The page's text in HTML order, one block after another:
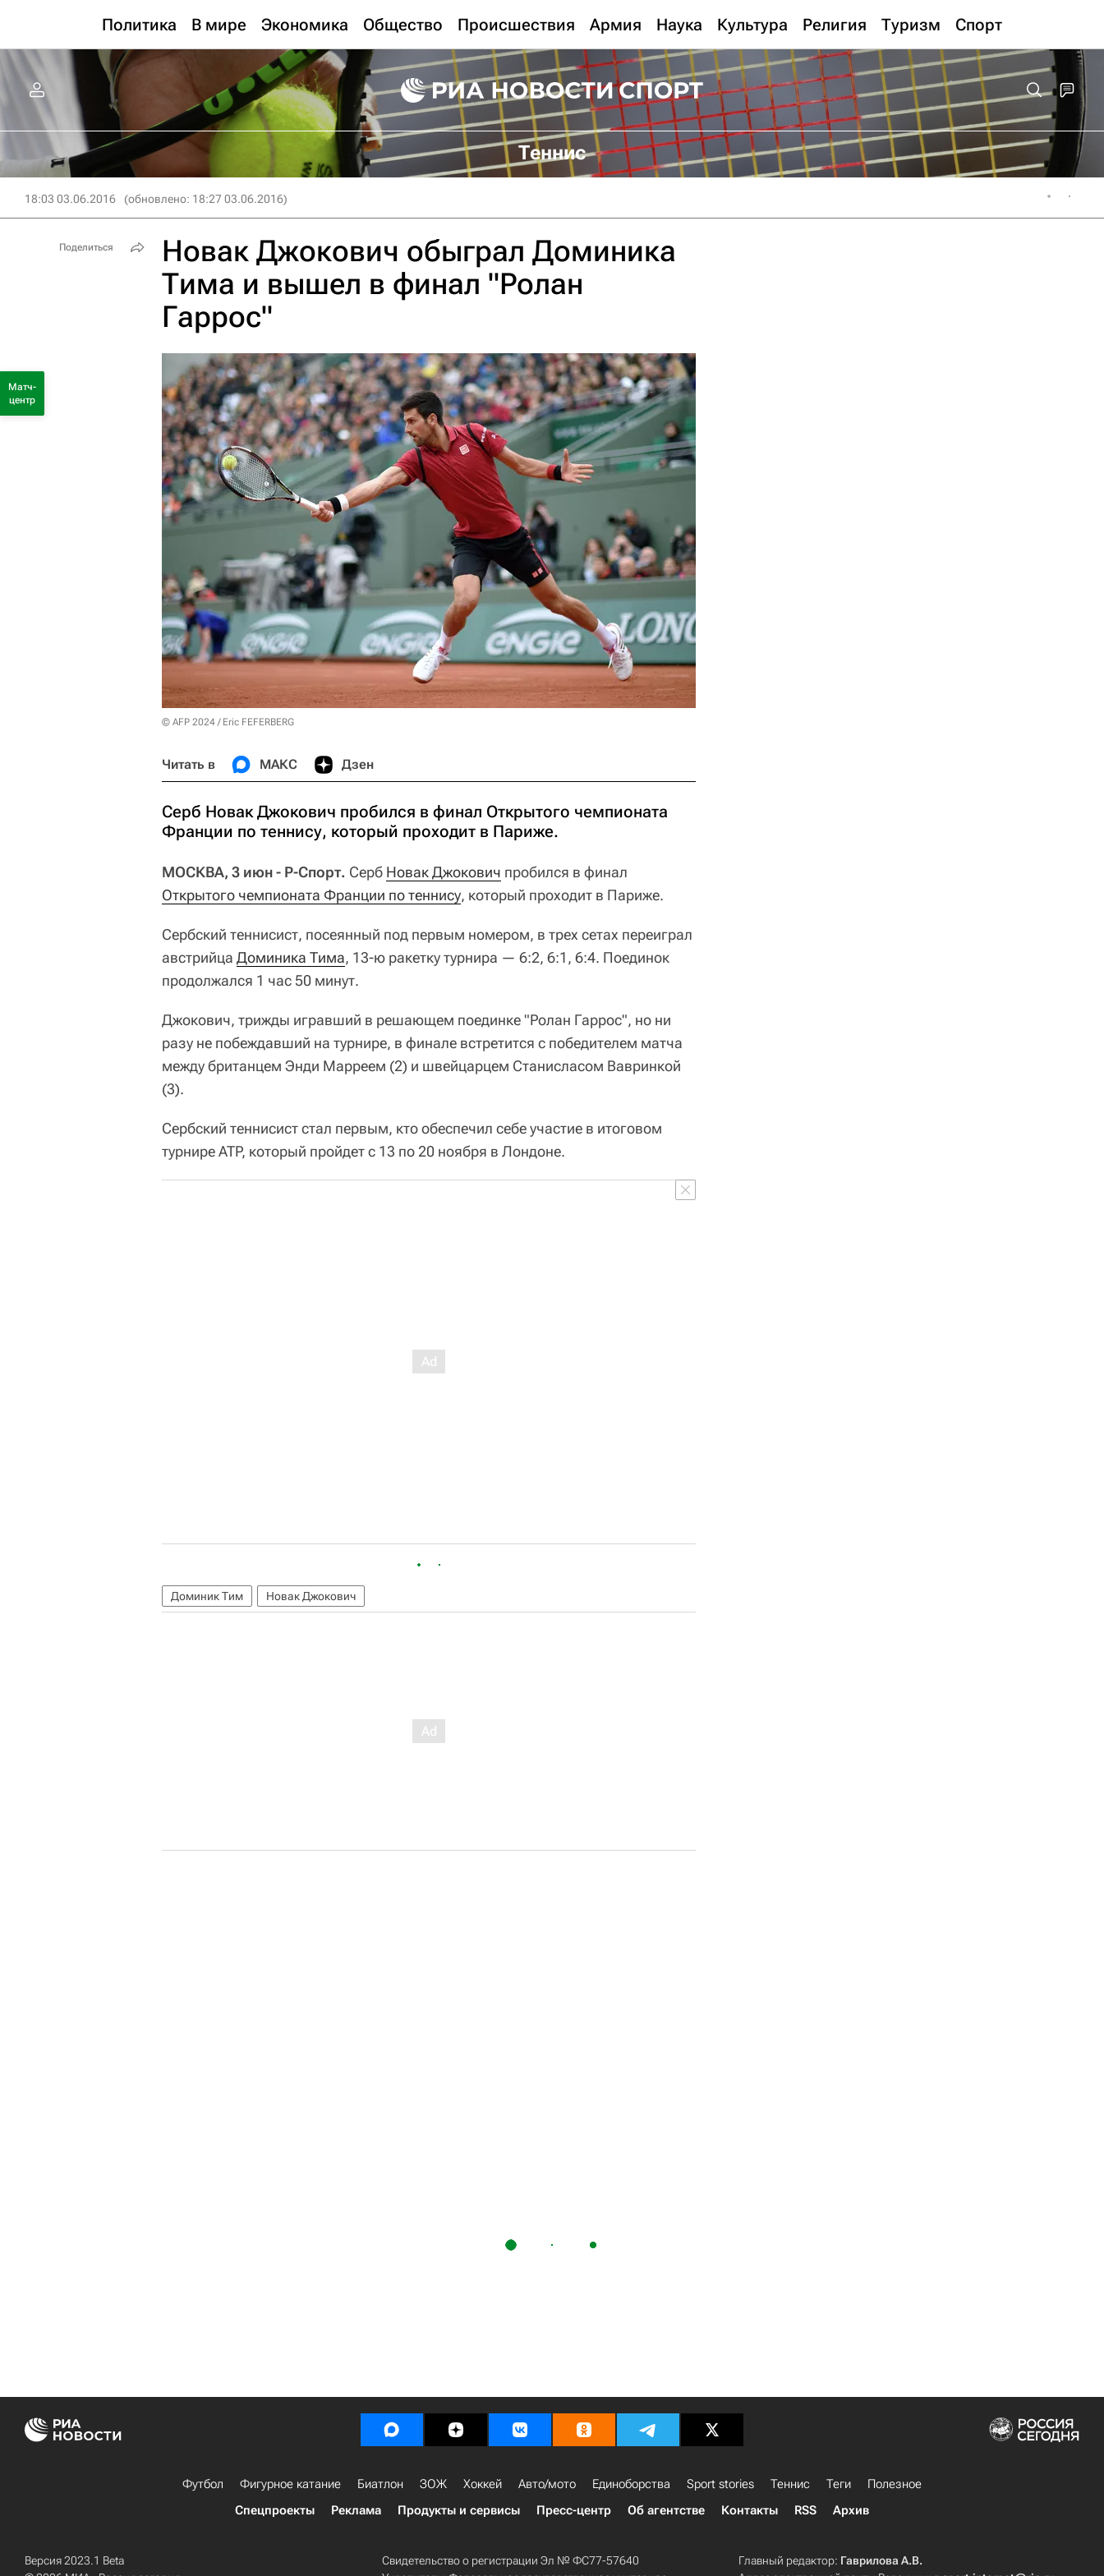
Политика В мире Экономика Общество Происшествия Армия Наука Культура Религия Туризм Спорт
Теннис
18:03 03.06.2016 (обновлено: 18:27 03.06.2016)
Новак Джокович обыграл Доминика
Тима и вышел в финал "Ролан
Гаррос"
© AFP 2024 / Eric FEFERBERG
Читать в МАКС Дзен
Серб Новак Джокович пробился в финал Открытого чемпионата
Франции по теннису, который проходит в Париже.
МОСКВА, 3 июн - Р-Спорт. Серб Новак Джокович пробился в финал
Открытого чемпионата Франции по теннису, который проходит в Париже.
Сербский теннисист, посеянный под первым номером, в трех сетах переиграл
австрийца Доминика Тима, 13-ю ракетку турнира — 6:2, 6:1, 6:4. Поединок
продолжался 1 час 50 минут.
Джокович, трижды игравший в решающем поединке "Ролан Гаррос", но ни
разу не побеждавший на турнире, в финале встретится с победителем матча
между британцем Энди Марреем (2) и швейцарцем Станисласом Вавринкой
(3).
Сербский теннисист стал первым, кто обеспечил себе участие в итоговом
турнире ATP, который пройдет с 13 по 20 ноября в Лондоне.
Доминик Тим Новак Джокович
Поделиться
Матч-
центр
Футбол Фигурное катание Биатлон ЗОЖ Хоккей Авто/мото Единоборства Sport stories Теннис Теги
Полезное
Спецпроекты
Реклама Продукты и сервисы Пресс-центр Об агентстве Контакты RSS Архив
Версия 2023.1 Beta
Свидетельство о регистрации Эл № ФС77-57640
Главный редактор: Гаврилова А.В.